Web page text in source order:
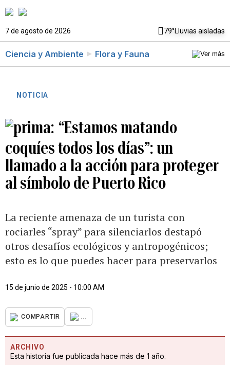
7 de agosto de 2026 79°Lluvias aisladas
Ciencia y Ambiente Flora y Fauna
NOTICIA
“Estamos matando
coquíes todos los días”: un
llamado a la acción para proteger
al símbolo de Puerto Rico
La reciente amenaza de un turista con
rociarles “spray” para silenciarlos destapó
otros desafíos ecológicos y antropogénicos;
esto es lo que puedes hacer para preservarlos
15 de junio de 2025 - 10:00 AM
COMPARTIR ...
ARCHIVO
Esta historia fue publicada hace más de 1 año.